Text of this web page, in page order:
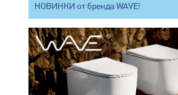
НОВИНКИ от бренда WAVE!